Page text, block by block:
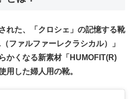
れた、「クロシェ」の記憶する靴
ファルファーレクラシカル）」
かくなる新素材「HUMOFIT(R)
用した婦人用の靴。